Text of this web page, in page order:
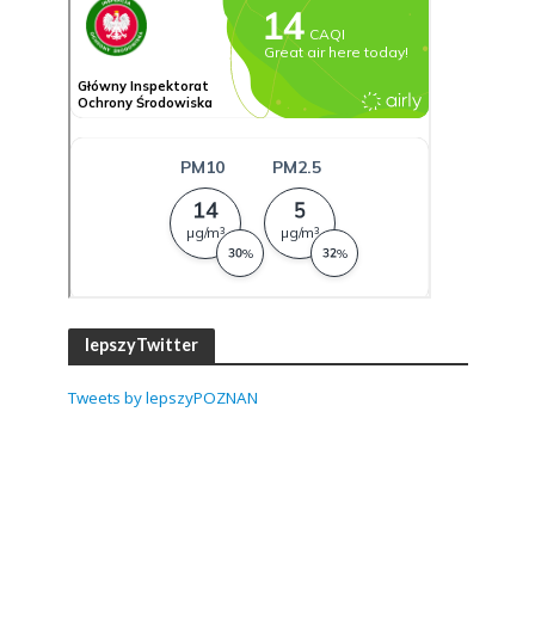
lepszyTwitter
Tweets by lepszyPOZNAN